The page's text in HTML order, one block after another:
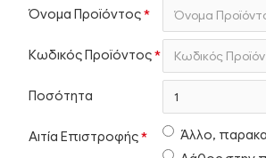
Όνομα Προϊόντος
Κωδικός Προϊόντος
Ποσότητα
Αιτία Επιστροφής
Άλλο,